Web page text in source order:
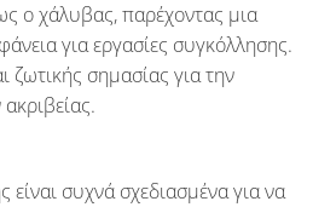
ο χάλυβας, παρέχοντας μια
για εργασίες συγκόλλησης.
ζωτικής σημασίας για την
είναι συχνά σχεδιασμένα για να